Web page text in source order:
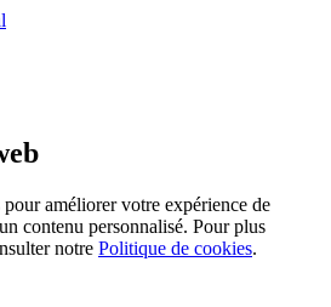
améliorer votre expérience de
contenu personnalisé. Pour plus
notre Politique de cookies.